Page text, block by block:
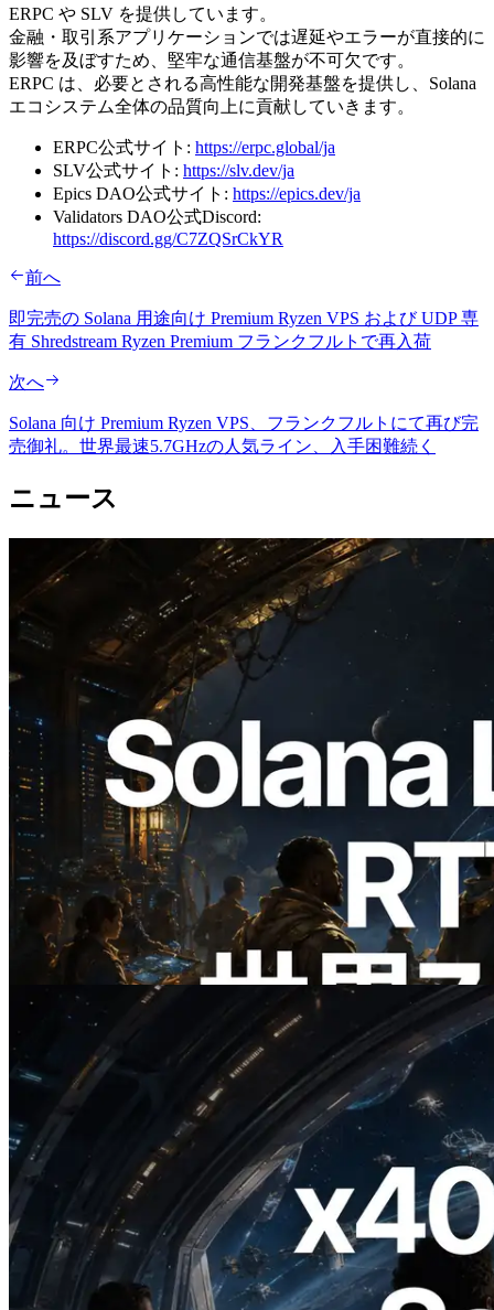
ERPC や SLV を提供しています。
金融・取引系アプリケーションでは遅延やエラーが直接的に
影響を及ぼすため、堅牢な通信基盤が不可欠です。
ERPC は、必要とされる高性能な開発基盤を提供し、Solana
エコシステム全体の品質向上に貢献していきます。
ERPC公式サイト: https://erpc.global/ja
SLV公式サイト: https://slv.dev/ja
Epics DAO公式サイト: https://epics.dev/ja
Validators DAO公式Discord:
https://discord.gg/C7ZQSrCkYR
前へ
即完売の Solana 用途向け Premium Ryzen VPS および UDP 専
有 Shredstream Ryzen Premium フランクフルトで再入荷
次へ
Solana 向け Premium Ryzen VPS、フランクフルトにて再び完
売御礼。世界最速5.7GHzの人気ライン、入手困難続く
ニュース
2026.08.05
ERPC、Solana Leader Slot APIを世界7
リージョンのping計測に拡張—
Validators Information APIも公開
この記事を読む
2026.07.04
ERPC、x402 決済対応の Solana RPC を